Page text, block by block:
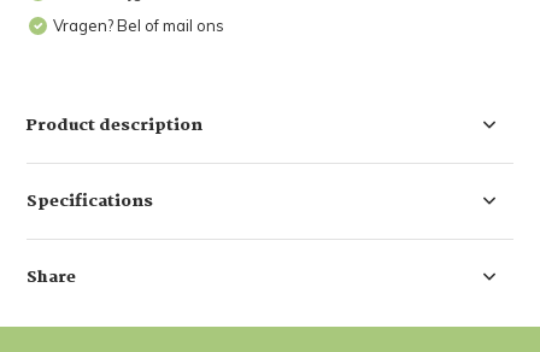
Vragen? Bel of mail ons
Product description
Specifications
Share